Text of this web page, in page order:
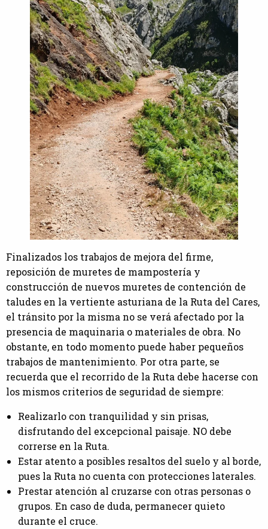
Finalizados los trabajos de mejora del firme,
reposición de muretes de mampostería y
construcción de nuevos muretes de contención de
taludes en la vertiente asturiana de la Ruta del Cares,
el tránsito por la misma no se verá afectado por la
presencia de maquinaria o materiales de obra. No
obstante, en todo momento puede haber pequeños
trabajos de mantenimiento. Por otra parte, se
recuerda que el recorrido de la Ruta debe hacerse con
los mismos criterios de seguridad de siempre:
Realizarlo con tranquilidad y sin prisas,
disfrutando del excepcional paisaje. NO debe
correrse en la Ruta.
Estar atento a posibles resaltos del suelo y al borde,
pues la Ruta no cuenta con protecciones laterales.
Prestar atención al cruzarse con otras personas o
grupos. En caso de duda, permanecer quieto
durante el cruce.